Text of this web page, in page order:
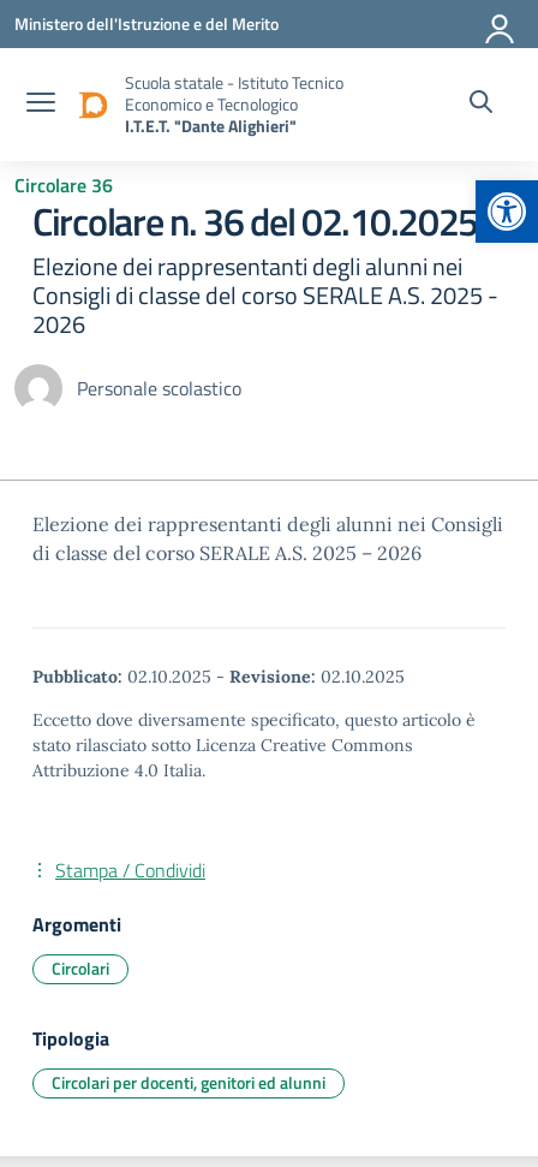
Vai ai contenuti
Vai al menu di navigazione
Vai al footer
Ministero dell'Istruzione e del Merito
Scuola statale - Istituto Tecnico
Economico e Tecnologico
I.T.E.T. "Dante Alighieri"
Circolare 36
Circolare n. 36 del 02.10.2025
Elezione dei rappresentanti degli alunni nei
Consigli di classe del corso SERALE A.S. 2025 -
2026
Personale scolastico
Elezione dei rappresentanti degli alunni nei Consigli
di classe del corso SERALE A.S. 2025 – 2026
Pubblicato: 02.10.2025 - Revisione: 02.10.2025
Eccetto dove diversamente specificato, questo articolo è
stato rilasciato sotto Licenza Creative Commons
Attribuzione 4.0 Italia.
Stampa / Condividi
Argomenti
Circolari
Tipologia
Circolari per docenti, genitori ed alunni